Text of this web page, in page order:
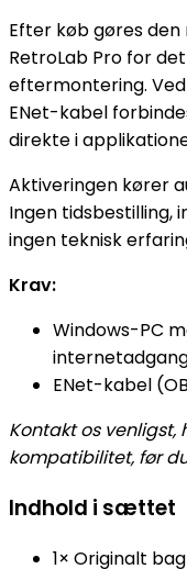
Efter køb gøres
RetroLab Pro for
eftermontering.
ENet-kabel
direkte i
Aktiveringen kører
Ingen tidsbestilling,
ingen teknisk
Krav:
Windows-PC
ENet-kabel
Kontakt os venligst,
kompatibilitet, før
Indhold i sættet
1× Originalt